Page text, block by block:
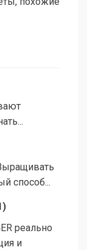
способ...
)
реально
и